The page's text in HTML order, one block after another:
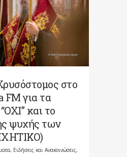
στο
για τα
και το
ψυχής των
, Ειδήσεις και Ανακοινώσεις,